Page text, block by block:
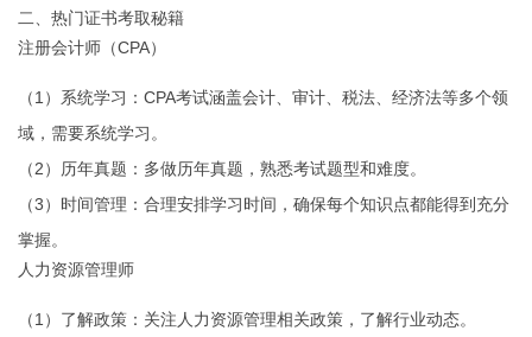
二、热门证书考取秘籍
注册会计师（CPA）
（1）系统学习：CPA考试涵盖会计、审计、税法、经济法等多个领
域，需要系统学习。
（2）历年真题：多做历年真题，熟悉考试题型和难度。
（3）时间管理：合理安排学习时间，确保每个知识点都能得到充分
掌握。
人力资源管理师
（1）了解政策：关注人力资源管理相关政策，了解行业动态。